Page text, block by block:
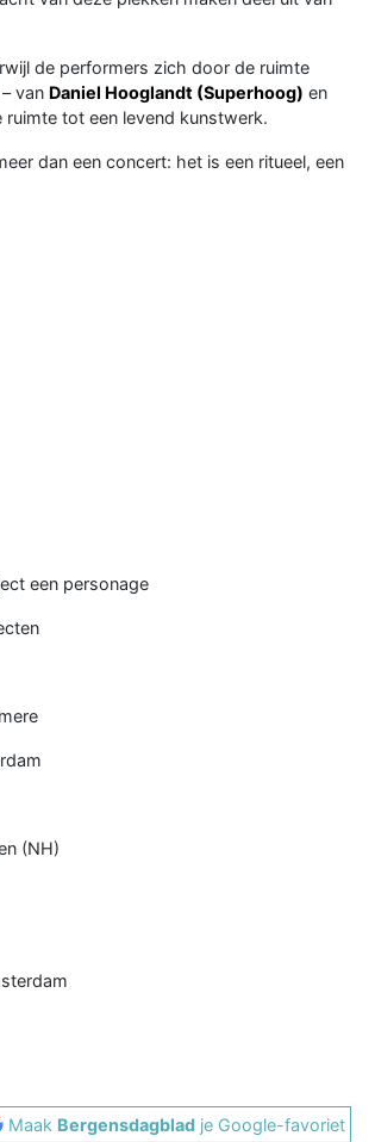
de performers zich door de ruimte
van Daniel Hooglandt (Superhoog) en
tot een levend kunstwerk.
dan een concert: het is een ritueel, een
een personage
(NH)
Maak Bergensdagblad je Google-favoriet